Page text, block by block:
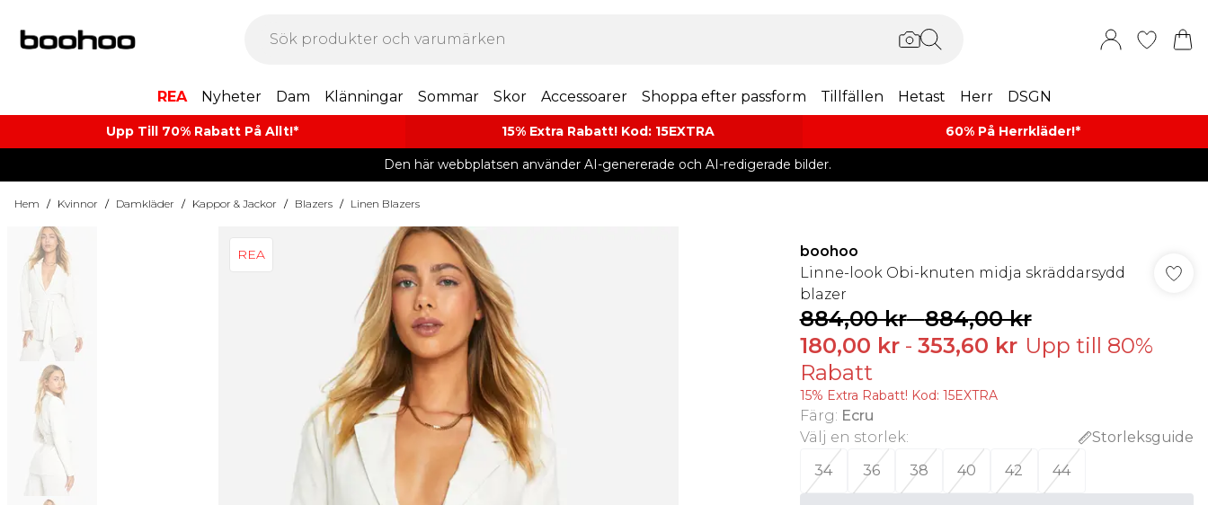
REA Nyheter Dam Klänningar Sommar Skor Accessoarer Shoppa efter passform Tillfällen Hetast Herr DSGN
Upp Till 70% Rabatt På Allt!* 15% Extra Rabatt! Kod: 15EXTRA 60% På Herrkläder!*​
Den här webbplatsen använder AI-genererade och AI-redigerade bilder.
Hem / Kvinnor / Damkläder / Kappor & Jackor / Blazers / Linen Blazers
REA
boohoo
Linne-look Obi-knuten midja skräddarsydd
blazer
884,00 kr-884,00 kr
180,00 kr- 353,60 kr Upp till 80%
Rabatt
15% Extra Rabatt! Kod: 15EXTRA
Färg: Ecru
Välj en storlek:
Storleksguide
34
36 38 40 42 44